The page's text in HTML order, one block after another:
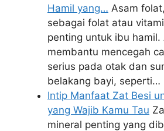
Hamil yang… Asam
sebagai folat atau
penting untuk ibu
membantu mencegah
serius pada otak dan
belakang bayi, seperti…
Intip Manfaat Zat Besi
yang Wajib Kamu Tau
mineral penting yang